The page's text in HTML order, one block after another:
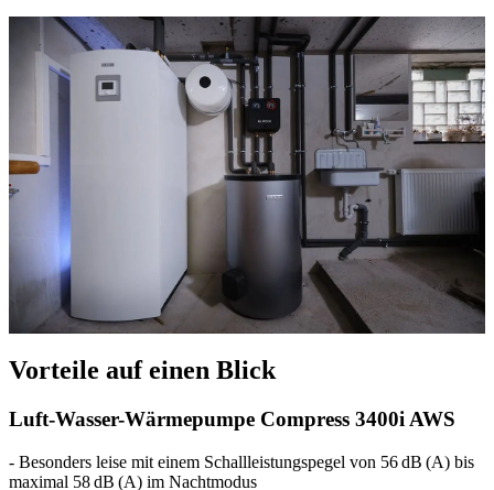
Vorteile auf einen Blick
Luft-Wasser-Wärmepumpe Compress 3400i AWS
- Besonders leise mit einem Schallleistungspegel von 56 dB (A) bis
maximal 58 dB (A) im Nachtmodus